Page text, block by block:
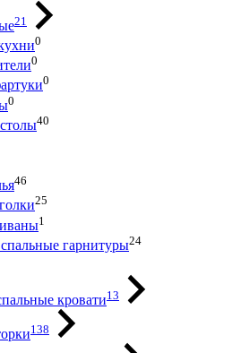
21
0
0
0
0
40
46
25
1
гарнитуры24
кровати13
138